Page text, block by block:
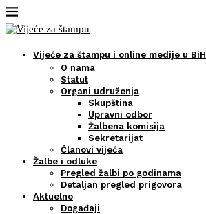
Vijeće za štampu i online medije u BiH
O nama
Statut
Organi udruženja
Skupština
Upravni odbor
Žalbena komisija
Sekretarijat
Članovi vijeća
Žalbe i odluke
Pregled žalbi po godinama
Detaljan pregled prigovora
Aktuelno
Događaji